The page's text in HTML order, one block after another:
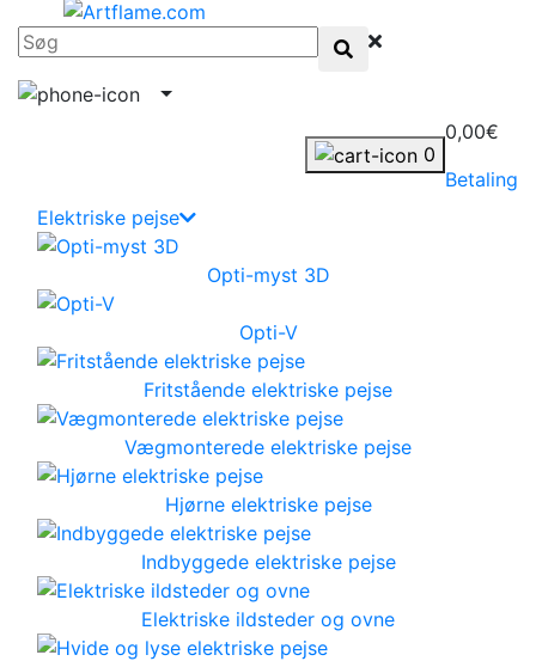
0
0,00€
Betaling
Elektriske pejse
Opti-myst 3D
Opti-V
Fritstående elektriske pejse
Vægmonterede elektriske pejse
Hjørne elektriske pejse
Indbyggede elektriske pejse
Elektriske ildsteder og ovne